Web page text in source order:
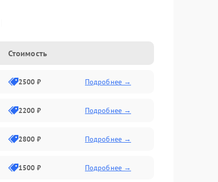
Стоимость
2500 ₽ Подробнее →
2200 ₽ Подробнее →
2800 ₽ Подробнее →
1500 ₽ Подробнее →